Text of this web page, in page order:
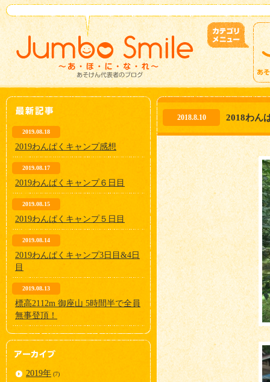
2019.08.18
2019わんぱくキャンプ感想
2019.08.17
2019わんぱくキャンプ６日目
2019.08.15
2019わんぱくキャンプ５日目
2019.08.14
2019わんぱくキャンプ3日目&4日
目
2019.08.13
標高2112m 御座山 5時間半で全員
無事登頂！
2019年 (7)
2018.8.10 2018わん